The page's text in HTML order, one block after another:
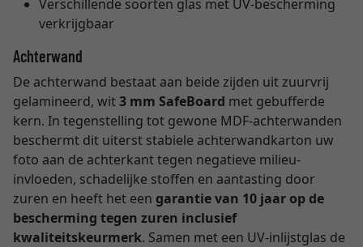
Verschillende soorten glas met UV-bescherming
verkrijgbaar
Achterwand
De achterwand bestaat aan beide zijden uit zuurvrij
gelamineerd, wit3 mm SafeBoard met gebufferde
kern. In tegenstelling tot gewone MDF-achterwanden
beschermt dit uiterst stabiele achterwandkarton uw
foto aan de achterkant tegen negatieve milieu-
invloeden, schadelijke stoffen en aantasting door
zuren en heeft het een garantie van 10 jaar op de
bescherming tegen zuren inclusief
kwaliteitskeurmerk. Samen met een UV-inlijstglas de